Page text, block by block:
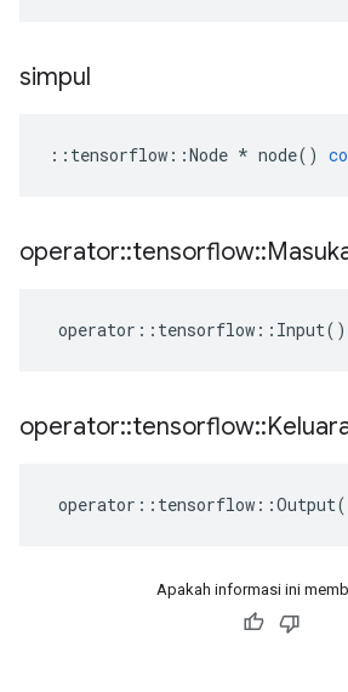
simpul
:: tensorflow ::Node * node()
operator::tensorflow::
operator :: tensorflow :: Input()
operator::tensorflow::
operator :: tensorflow ::Output
Apakah informasi ini